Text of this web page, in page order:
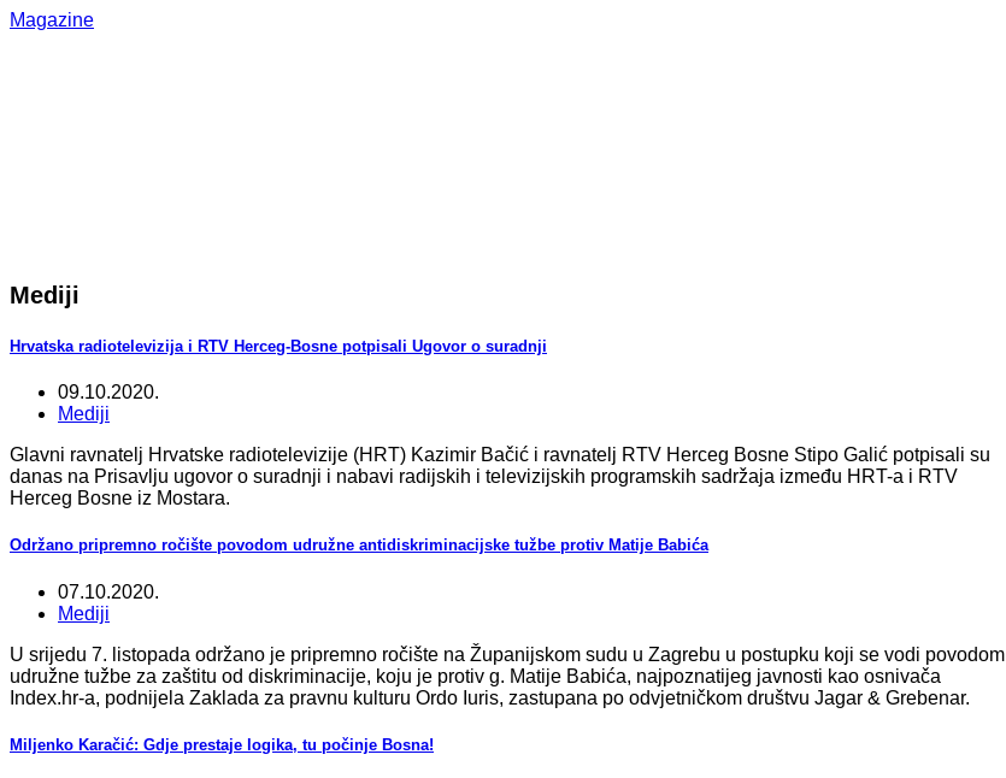
Magazine
Mediji
Hrvatska radiotelevizija i RTV Herceg-Bosne potpisali Ugovor o suradnji
09.10.2020.
Mediji
Glavni ravnatelj Hrvatske radiotelevizije (HRT) Kazimir Bačić i ravnatelj RTV Herceg Bosne Stipo Galić potpisali su
danas na Prisavlju ugovor o suradnji i nabavi radijskih i televizijskih programskih sadržaja između HRT-a i RTV
Herceg Bosne iz Mostara.
Održano pripremno ročište povodom udružne antidiskriminacijske tužbe protiv Matije Babića
07.10.2020.
Mediji
U srijedu 7. listopada održano je pripremno ročište na Županijskom sudu u Zagrebu u postupku koji se vodi povodom
udružne tužbe za zaštitu od diskriminacije, koju je protiv g. Matije Babića, najpoznatijeg javnosti kao osnivača
Index.hr-a, podnijela Zaklada za pravnu kulturu Ordo Iuris, zastupana po odvjetničkom društvu Jagar & Grebenar.
Miljenko Karačić: Gdje prestaje logika, tu počinje Bosna!